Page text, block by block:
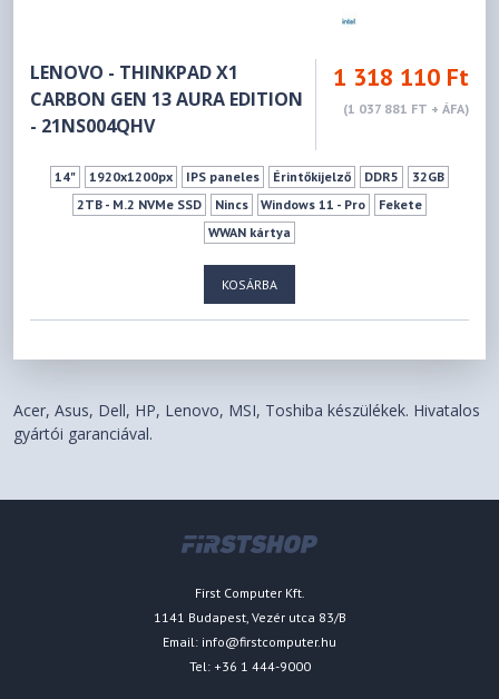
LENOVO - THINKPAD X1
CARBON GEN 13 AURA EDITION
- 21NS004QHV
1 318 110 Ft
(1 037 881 FT + ÁFA)
14" 1920x1200px IPS paneles Érintőkijelző DDR5
32GB
2TB - M.2 NVMe SSD
Nincs Windows 11 - Pro
Fekete
WWAN kártya
KOSÁRBA
Acer, Asus, Dell, HP, Lenovo, MSI, Toshiba készülékek. Hivatalos
gyártói garanciával.
First Computer Kft.
1141 Budapest, Vezér utca 83/B
Email: info@firstcomputer.hu
Tel: +36 1 444-9000